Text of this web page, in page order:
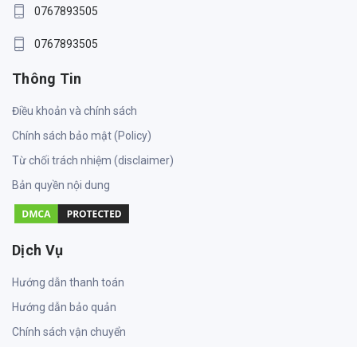
0767893505
0767893505
Thông Tin
Điều khoản và chính sách
Chính sách bảo mật (Policy)
Từ chối trách nhiệm (disclaimer)
Bản quyền nội dung
Dịch Vụ
Hướng dẫn thanh toán
Hướng dẫn bảo quản
Chính sách vận chuyển